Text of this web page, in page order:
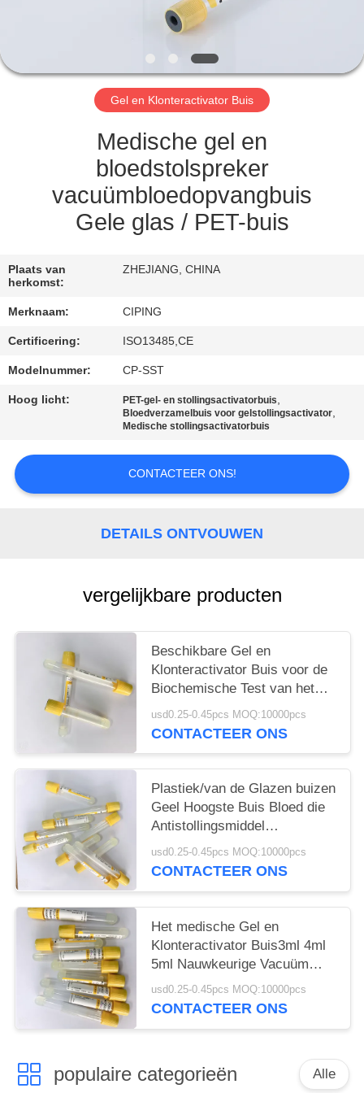
VERZOEK
SITEMAP
PRIVACY
POLICY
Gel en Klonteractivator Buis
Medische gel en
bloedstolspreker
vacuümbloedopvangbuis
Gele glas / PET-buis
Plaats van
herkomst:
ZHEJIANG, CHINA
Merknaam: CIPING
Certificering: ISO13485,CE
Modelnummer: CP-SST
Hoog licht: PET-gel- en stollingsactivatorbuis,
Bloedverzamelbuis voor gelstollingsactivator,
Medische stollingsactivatorbuis
CONTACTEER ONS!
DETAILS ONTVOUWEN
vergelijkbare producten
Beschikbare Gel en
Klonteractivator Buis voor de
Biochemische Test van het
Noodsituatieserum
usd0.25-0.45pcs MOQ:10000pcs
CONTACTEER ONS
Plastiek/van de Glazen buizen
Geel Hoogste Buis Bloed die
Antistollingsmiddel
verzamelen
usd0.25-0.45pcs MOQ:10000pcs
CONTACTEER ONS
Het medische Gel en
Klonteractivator Buis3ml 4ml
5ml Nauwkeurige Vacuüm
trekt Volume
usd0.25-0.45pcs MOQ:10000pcs
CONTACTEER ONS
populaire categorieën Alle